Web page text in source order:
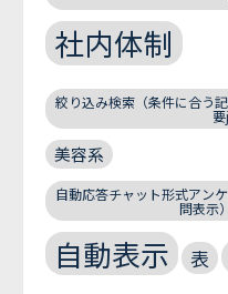
社内体制
絞り込み検索（条件に合う
美容系
自動応答チャット形式アン
問表示
自動表示 表